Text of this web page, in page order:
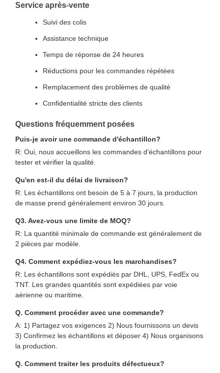
Service après-vente
Suivi des colis
Assistance technique
Temps de réponse de 24 heures
Réductions pour les commandes répétées
Remplacement des problèmes de qualité
Confidentialité stricte des clients
Questions fréquemment posées
Puis-je avoir une commande d'échantillon?
R: Oui, nous accueillons les commandes d'échantillons pour
tester et vérifier la qualité.
Qu'en est-il du délai de livraison?
R: Les échantillons ont besoin de 5 à 7 jours, la production
de masse prend généralement environ 30 jours.
Q3. Avez-vous une limite de MOQ?
R: La quantité minimale de commande est généralement de
2 pièces par modèle.
Q4. Comment expédiez-vous les marchandises?
R: Les échantillons sont expédiés par DHL, UPS, FedEx ou
TNT. Les grandes quantités sont expédiées par voie
aérienne ou maritime.
Q. Comment procéder avec une commande?
A: 1) Partagez vos exigences 2) Nous fournissons un devis
3) Confirmez les échantillons et déposer 4) Nous organisons
la production.
Q. Comment traiter les produits défectueux?